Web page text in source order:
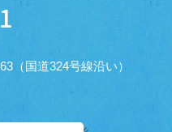
（国道324号線沿い）